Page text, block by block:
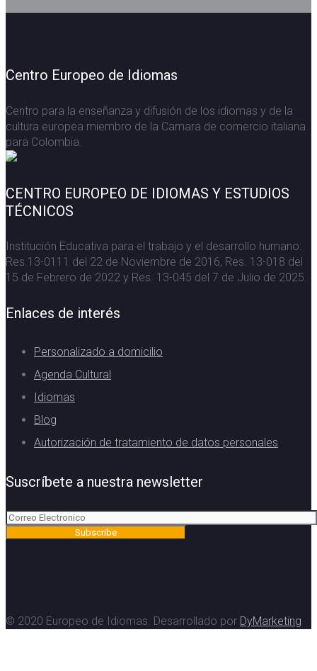
Centro Europeo de Idiomas
Centro para la enseñanza y difusión de los idiomas y de la
cultura europea miembro de la Camara de comercio italiana
para Colombia.
CENTRO EUROPEO DE IDIOMAS Y ESTUDIOS
TÉCNICOS
Institución Educativa para el trabajo y el desarrollo humano:
Res.13-0111 del 22 de Noviembre de 2016, Res. 13-018 del
15 de Febrero de 2022 y Res. 13-045 del 7 de Julio de 2025.
Enlaces de interés
Personalizado a domicilio
Agenda Cultural
Idiomas
Blog
Autorización de tratamiento de datos personales
Suscríbete a nuestra newsletter
© 2020 Europeo de Idiomas. Desarrollado por DyMarketing